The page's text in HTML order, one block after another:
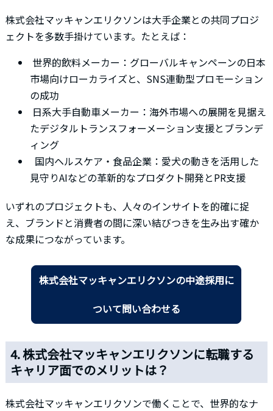
株式会社マッキャンエリクソンは大手企業との共同プロジ
ェクトを多数手掛けています。たとえば：
世界的飲料メーカー：グローバルキャンペーンの日本
市場向けローカライズと、SNS連動型プロモーション
の成功
日系大手自動車メーカー：海外市場への展開を見据え
たデジタルトランスフォーメーション支援とブランデ
ィング
国内ヘルスケア・食品企業：愛犬の動きを活用した
見守りAIなどの革新的なプロダクト開発とPR支援
いずれのプロジェクトも、人々のインサイトを的確に捉
え、ブランドと消費者の間に深い結びつきを生み出す確か
な成果につながっています。
株式会社マッキャンエリクソンの中途採用に
ついて問い合わせる
4. 株式会社マッキャンエリクソンに転職する
キャリア面でのメリットは？
株式会社マッキャンエリクソンで働くことで、世界的なナ